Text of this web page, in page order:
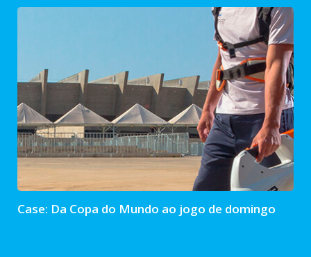
Case: Da Copa do Mundo ao jogo de domingo